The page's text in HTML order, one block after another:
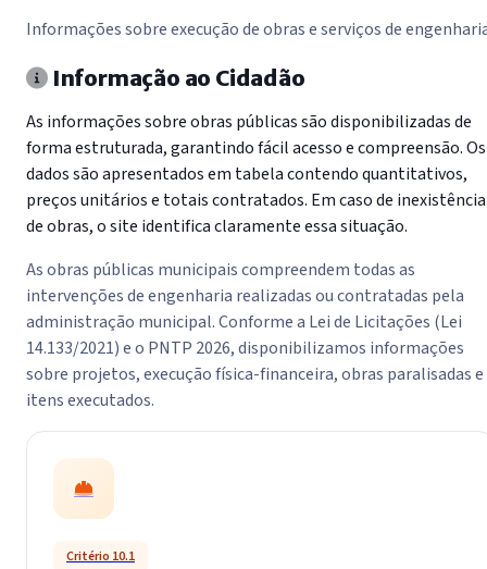
Informações sobre execução de obras e serviços de
Informação ao Cidadão
As informações sobre obras públicas são disponibilizadas de
forma estruturada, garantindo fácil acesso e compreensão. Os
dados são apresentados em tabela contendo quantitativos,
preços unitários e totais contratados. Em caso de inexistência
de obras, o site identifica claramente essa situação.
As obras públicas municipais compreendem todas as
intervenções de engenharia realizadas ou contratadas pela
administração municipal. Conforme a Lei de Licitações (Lei
14.133/2021) e o PNTP 2026, disponibilizamos informações
sobre projetos, execução física-financeira, obras paralisadas e
itens executados.
Critério 10.1